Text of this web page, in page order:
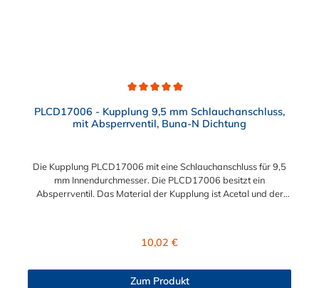
PLCD17006 - Kupplung 9,5 mm Schlauchanschluss,
mit Absperrventil, Buna-N Dichtung
Die Kupplung PLCD17006 mit eine Schlauchanschluss für 9,5
mm Innendurchmesser. Die PLCD17006 besitzt ein
Absperrventil. Das Material der Kupplung ist Acetal und der
Regulärer Preis:
10,02 €
Zum Produkt